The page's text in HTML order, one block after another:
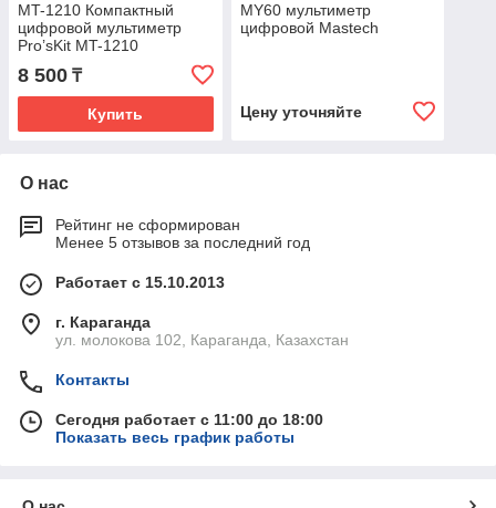
MT-1210 Компактный
цифровой мультиметр
Pro’sKit MT-1210
8 500 ₸
Купить
MY60 мультиметр
цифровой Mastech
Цену уточняйте
О нас
Рейтинг не сформирован
Менее 5 отзывов за последний год
Работает с 15.10.2013
г. Караганда
ул. молокова 102, Караганда, Казахстан
Контакты
Сегодня работает с 11:00 до 18:00
Показать весь график работы